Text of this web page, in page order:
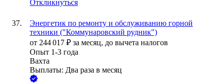
Откликнуться
Энергетик по ремонту и обслуживанию горной
техники ("Коммунаровский рудник")
от 244 017 ₽ за месяц, до вычета налогов
Опыт 1-3 года
Вахта
Выплаты: Два раза в месяц